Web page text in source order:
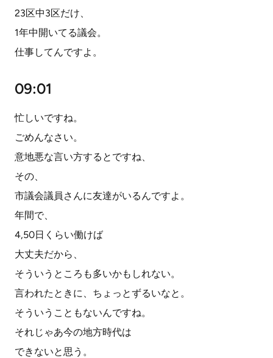
23区中3区だけ、
1年中開いてる議会。
仕事してんですよ。
09:01
忙しいですね。
ごめんなさい。
意地悪な言い方するとですね、
その、
市議会議員さんに友達がいるんですよ。
年間で、
4,50日くらい働けば
大丈夫だから、
そういうところも多いかもしれない。
言われたときに、ちょっとずるいなと。
そういうこともないんですね。
それじゃあ今の地方時代は
できないと思う。